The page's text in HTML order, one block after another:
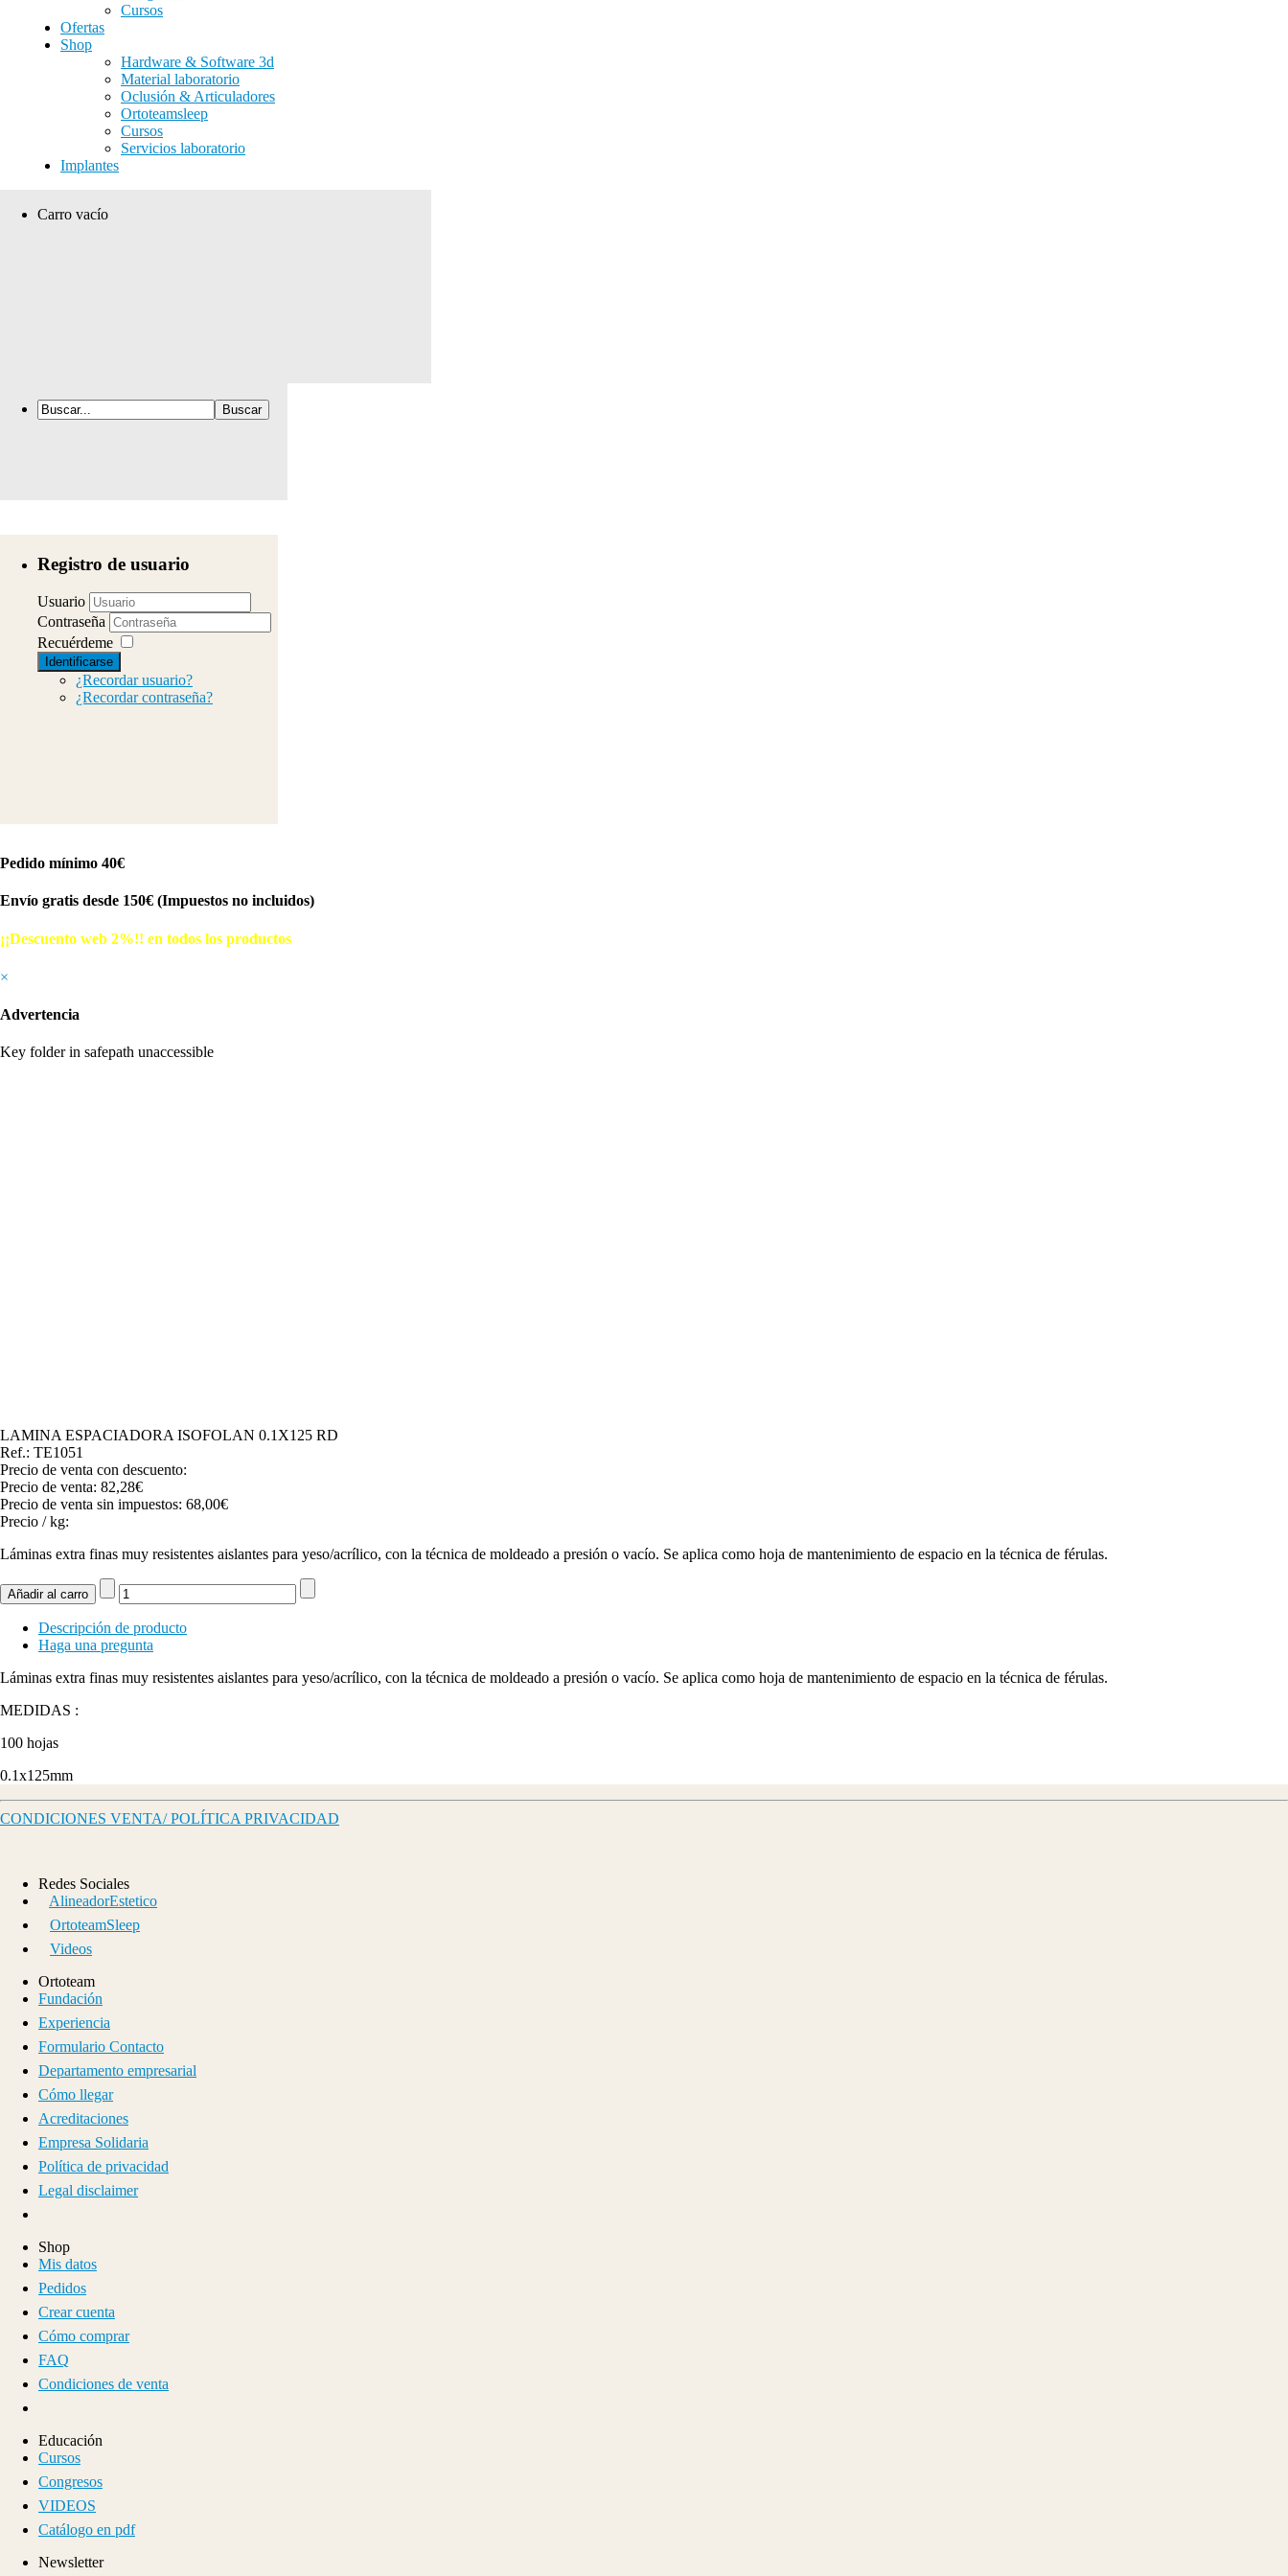
Cursos
Ofertas
Shop
Hardware & Software 3d
Material laboratorio
Oclusión & Articuladores
Ortoteamsleep
Cursos
Servicios laboratorio
Implantes
Carro vacío
Registro de usuario
Usuario
Contraseña
Recuérdeme
Identificarse
¿Recordar usuario?
¿Recordar contraseña?
Pedido mínimo 40€
Envío gratis desde 150€ (Impuestos no incluidos)
¡¡Descuento web 2%!! en todos los productos
© Free
×
Advertencia
Key folder in safepath unaccessible
LAMINA ESPACIADORA ISOFOLAN 0.1X125 RD
Ref.: TE1051
Precio de venta con descuento:
Precio de venta: 82,28€
Precio de venta sin impuestos: 68,00€
Precio / kg:
Láminas extra finas muy resistentes aislantes para yeso/acrílico, con la técnica de moldeado a presión o vacío. Se aplica como hoja de mantenimiento de espacio en la técnica de férulas.
Descripción de producto
Haga una pregunta
Láminas extra finas muy resistentes aislantes para yeso/acrílico, con la técnica de moldeado a presión o vacío. Se aplica como hoja de mantenimiento de espacio en la técnica de férulas.
MEDIDAS :
100 hojas
0.1x125mm
CONDICIONES VENTA/ POLÍTICA PRIVACIDAD
Redes Sociales
AlineadorEstetico
OrtoteamSleep
Videos
Ortoteam
Fundación
Experiencia
Formulario Contacto
Departamento empresarial
Cómo llegar
Acreditaciones
Empresa Solidaria
Política de privacidad
Legal disclaimer
Shop
Mis datos
Pedidos
Crear cuenta
Cómo comprar
FAQ
Condiciones de venta
Educación
Cursos
Congresos
VIDEOS
Catálogo en pdf
Newsletter